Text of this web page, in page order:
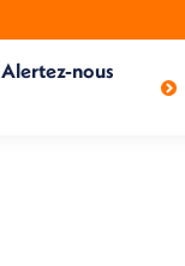
Alertez-nous